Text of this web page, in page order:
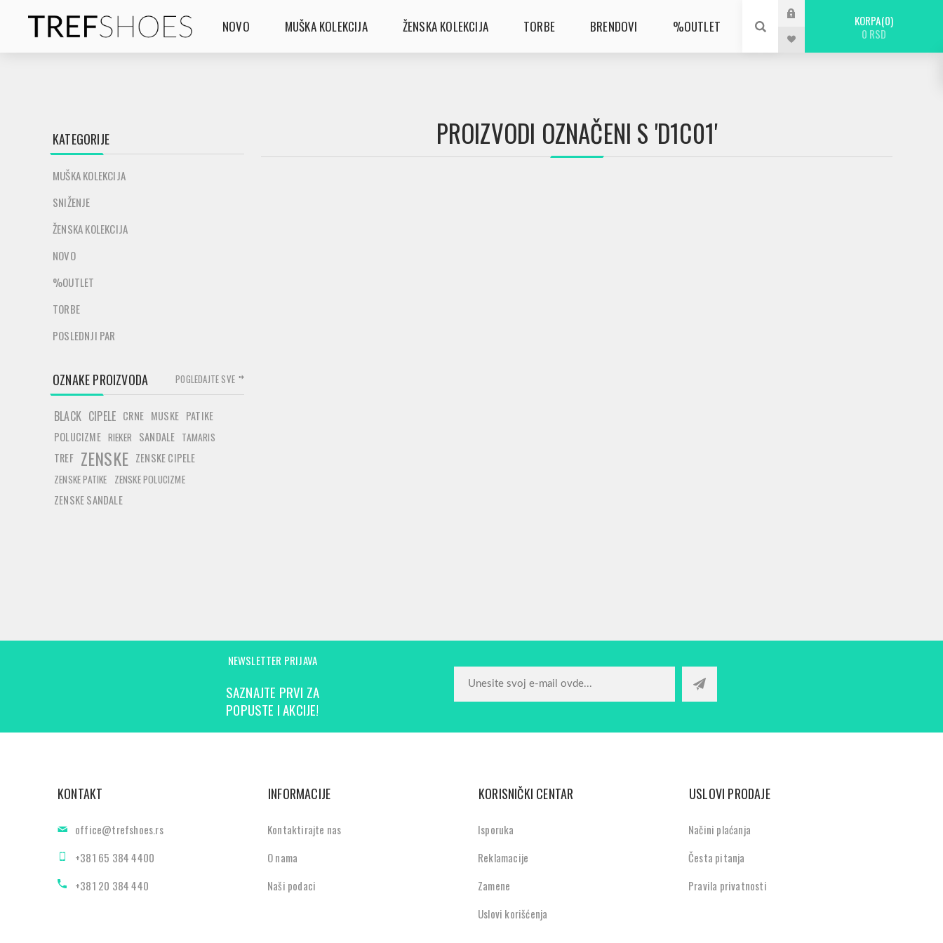
NOVO MUŠKA KOLEKCIJA ŽENSKA KOLEKCIJA TORBE BRENDOVI %OUTLET KORPA 0
0 RSD
PROIZVODI OZNAČENI S 'D1C01'
KATEGORIJE
MUŠKA KOLEKCIJA
SNIŽENJE
ŽENSKA KOLEKCIJA
NOVO
%OUTLET
TORBE
POSLEDNJI PAR
OZNAKE PROIZVODA
BLACK CIPELE CRNE MUSKE PATIKE
POLUCIZME RIEKER SANDALE TAMARIS
TREF ZENSKE ZENSKE CIPELE
ZENSKE PATIKE ZENSKE POLUCIZME
ZENSKE SANDALE
POGLEDAJTE SVE
NEWSLETTER PRIJAVA
SAZNAJTE PRVI ZA
POPUSTE I AKCIJE!
KONTAKT
office@trefshoes.rs
+381 65 384 4400
+381 20 384 440
INFORMACIJE
Kontaktirajte nas
O nama
Naši podaci
KORISNIČKI CENTAR
Isporuka
Reklamacije
Zamene
Uslovi korišćenja
USLOVI PRODAJE
Načini plaćanja
Česta pitanja
Pravila privatnosti